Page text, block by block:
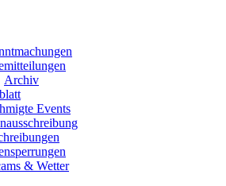
Archiv
Events
& Wetter